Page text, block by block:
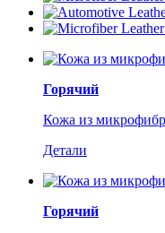
Горячий
Кожа из
Детали
Горячий